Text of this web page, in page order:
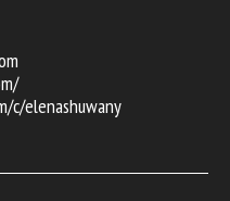
c/elenashuwany